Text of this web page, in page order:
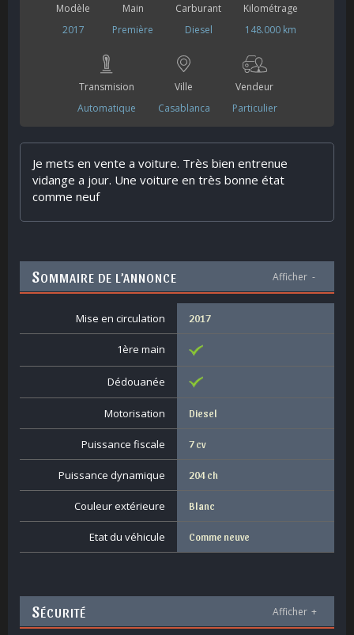
Modèle
2017
Main
Première
Carburant
Diesel
Kilométrage
148.000 km
Transmision
Automatique
Ville
Casablanca
Vendeur
Particulier
Je mets en vente a voiture. Très bien entrenue
vidange a jour. Une voiture en très bonne état
comme neuf
SOMMAIRE DE L’ANNONCE Afficher -
Mise en circulation 2017
1ère main
Dédouanée
Motorisation Diesel
Puissance fiscale 7 cv
Puissance dynamique 204 ch
Couleur extérieure Blanc
Etat du véhicule Comme neuve
SÉCURITÉ Afficher +